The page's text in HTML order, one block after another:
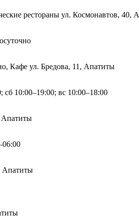
рестораны ул. Космонавтов, 40,
Кафе ул. Бредова, 11, Апатиты
сб 10:00–19:00; вс 10:00–18:00
Апатиты
Апатиты